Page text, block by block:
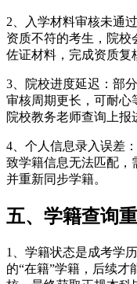
2、入学材料审核未通
资质不符的考生，院
佐证材料，完成资质复
3、院校进度延迟：部
审核周期更长，可耐心
院校教务老师查询上报
4、个人信息录入误差
致学籍信息无法匹配，
并重新同步学籍。
五、学籍查询
1、学籍状态是成考学
的“在籍”学籍，后续才